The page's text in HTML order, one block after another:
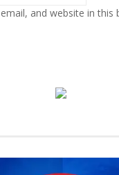
and website in